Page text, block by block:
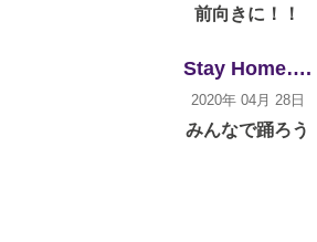
前向きに！！
Stay Home….
2020年 04月 28日
みんなで踊ろう